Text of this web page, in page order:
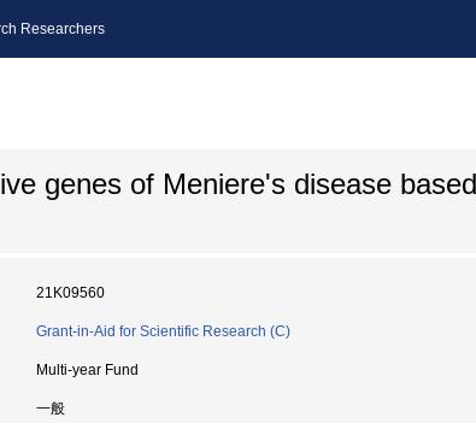
Researchers
genes of Meniere's disease
21K09560
Grant-in-Aid for Scientific Research (C)
Multi-year Fund
一般